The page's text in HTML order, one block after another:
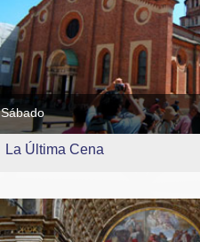
Sábado
La Última Cena